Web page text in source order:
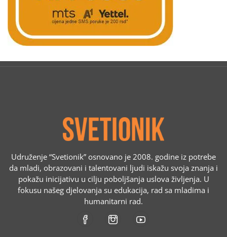
Udruženje “Svetionik” osnovano je 2008. godine iz potrebe
da mladi, obrazovani i talentovani ljudi iskažu svoja znanja i
pokažu inicijativu u cilju poboljšanja uslova življenja. U
fokusu našeg djelovanja su edukacija, rad sa mladima i
humanitarni rad.